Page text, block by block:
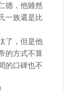
德，他雖然
一族還是比
了，但是他
的方式不算
的口碑也不